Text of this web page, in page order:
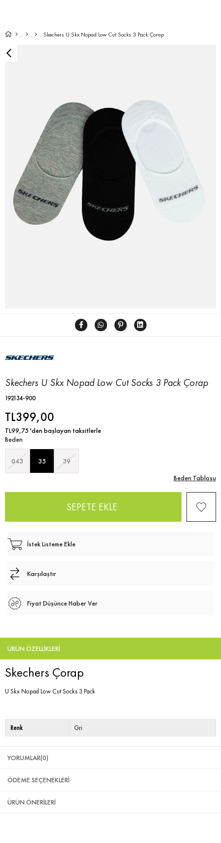
Skechers U Skx Nopad Low Cut Socks 3 Pack Çorap
Skechers U Skx Nopad Low Cut Socks 3 Pack Çorap
192134-900
TL399,00
TL99,75'den başlayan taksitlerle
Beden
043 35
39
Beden Tablosu
İstek Listeme Ekle
Karşılaştır
Fiyat Düşünce Haber Ver
ÜRÜN ÖZELLIKLERI
Skechers Çorap
U Skx Nopad Low Cut Socks 3 Pack
Renk Gri
YORUMLAR(0)
ÖDEME SEÇENEKLERI
ÜRÜN ÖNERILERI